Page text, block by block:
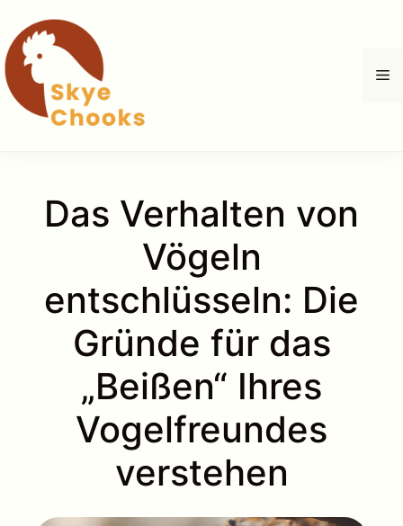
Inhalt
springen
Das Verhalten von
Vögeln
entschlüsseln: Die
Gründe für das
„Beißen“ Ihres
Vogelfreundes
verstehen